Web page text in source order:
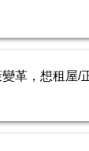
變革，想租屋/